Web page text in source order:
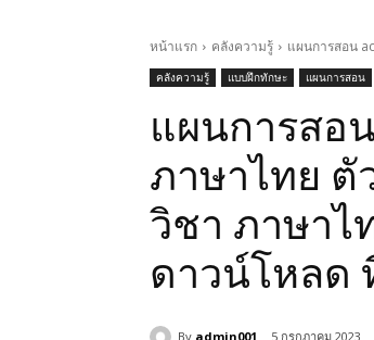
หน้าแรก คลังความรู้ แผนการสอน
คลังความรู้ แบบฝึกทักษะ แผนการสอน
แผนการสอ
ภาษาไทย ตั
วิชา ภาษาไ
ดาวน์โหลด
By admin001 5 กรกฎาคม 2023